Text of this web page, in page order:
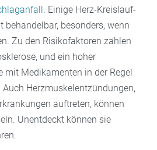
. Einige Herz-Kreislauf-
behandelbar, besonders, wenn
Zu den Risikofaktoren zählen
und ein hoher
mit Medikamenten in der Regel
Herzmuskelentzündungen,
auftreten, können
Unentdeckt können sie